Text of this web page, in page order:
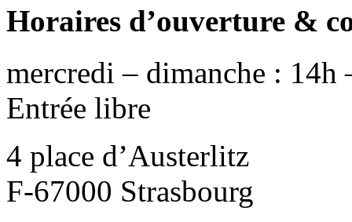
Horaires d’ouverture &
mercredi – dimanche : 14h
Entrée libre
4 place d’Austerlitz
F-67000 Strasbourg